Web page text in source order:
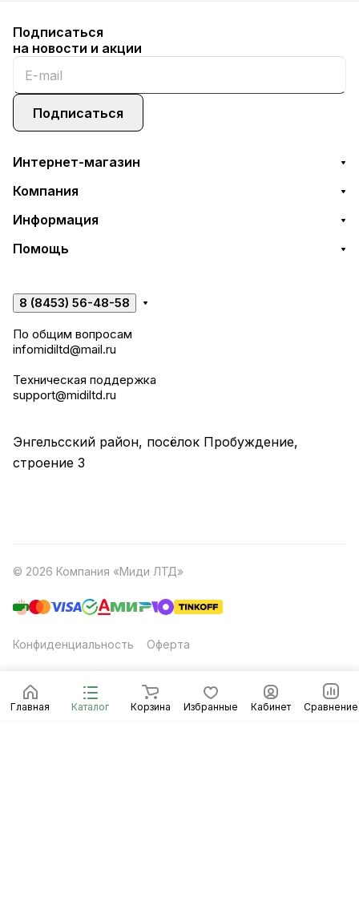
Главная Каталог Корзина Избранные Кабинет Сравнение
Подписаться
на новости и акции
Подписаться
Интернет-магазин
Компания
Информация
Помощь
8 (8453) 56-48-58
По общим вопросам
infomidiltd@mail.ru
Техническая поддержка
support@midiltd.ru
Энгельсский район, посёлок Пробуждение,
строение 3
© 2026 Компания «Миди ЛТД»
Конфиденциальность Оферта